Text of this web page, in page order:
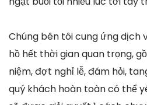
Chúng bên tôi cung ứng dịch
hồ hết thời gian quan trọng,
niệm, đợt nghỉ lễ, đám hỏi,
quý khách hoàn toàn có thể